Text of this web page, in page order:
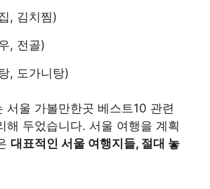
, 김치찜)
, 전골)
, 도가니탕)
서울 가볼만한곳 베스트10 관련
해 두었습니다. 서울 여행을 계획
대표적인 서울 여행지들, 절대 놓